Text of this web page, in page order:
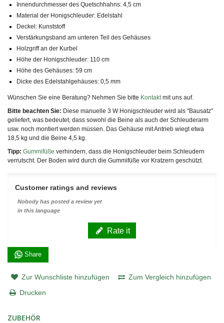
Innendurchmesser des Quetschhahns: 4,5 cm
Material der Honigschleuder: Edelstahl
Deckel: Kunststoff
Verstärkungsband am unteren Teil des Gehäuses
Holzgriff an der Kurbel
Höhe der Honigschleuder: 110 cm
Höhe des Gehäuses: 59 cm
Dicke des Edelstahlgehäuses: 0,5 mm
Wünschen Sie eine Beratung? Nehmen Sie bitte Kontaktmit uns auf.
Bitte beachten Sie: Diese manuelle 3 W Honigschleuder wird als "Bausatz"
geliefert, was bedeutet, dass sowohl die Beine als auch der Schleuderarm
usw. noch montiert werden müssen. Das Gehäuse mit Antrieb wiegt etwa
18,5 kg und die Beine 4,5 kg.
Tipp: Gummifüße verhindern, dass die Honigschleuder beim Schleudern
verrutscht. Der Boden wird durch die Gummifüße vor Kratzern geschützt.
Customer ratings and reviews
Nobody has posted a review yet
in this language
Rate it
Share
Zur Wunschliste hinzufügen
Zum Vergleich hinzufügen
Drucken
ZUBEHÖR